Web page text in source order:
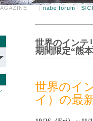
| nabe forum |
世界のインテ
期間限定“熊
世界のイ
イ）の最